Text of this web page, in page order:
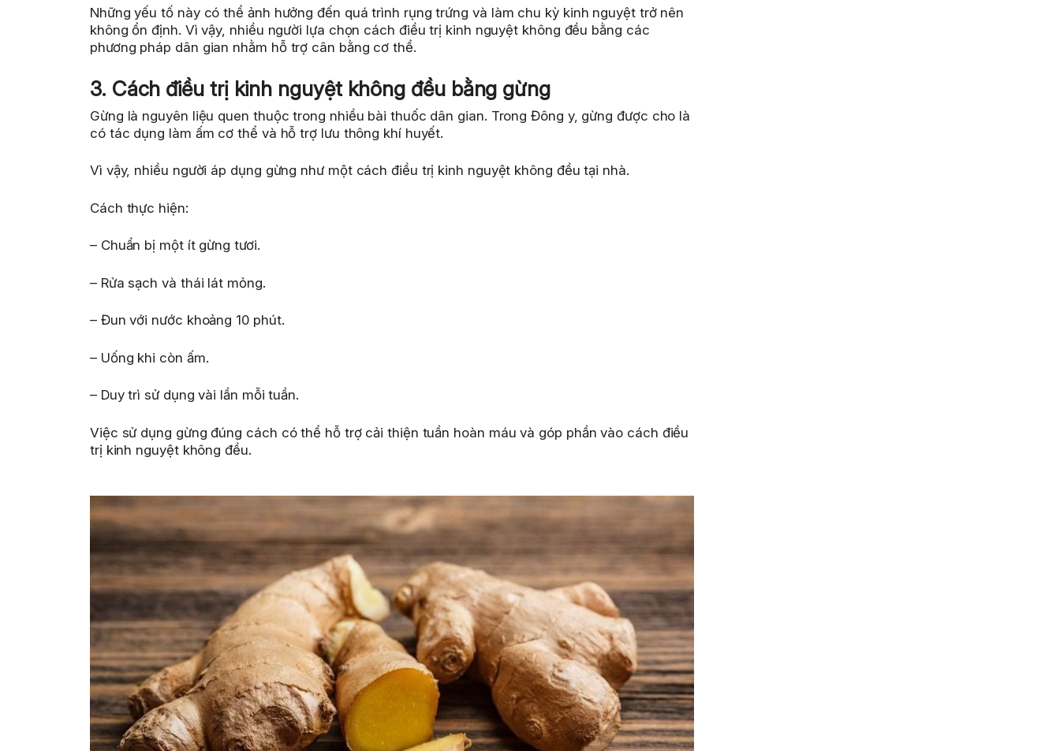
Những yếu tố này có thể ảnh hưởng đến quá trình rụng trứng và làm chu kỳ kinh nguyệt trở nên
không ổn định. Vì vậy, nhiều người lựa chọn cách điều trị kinh nguyệt không đều bằng các
phương pháp dân gian nhằm hỗ trợ cân bằng cơ thể.
3. Cách điều trị kinh nguyệt không đều bằng gừng
Gừng là nguyên liệu quen thuộc trong nhiều bài thuốc dân gian. Trong Đông y, gừng được cho là
có tác dụng làm ấm cơ thể và hỗ trợ lưu thông khí huyết.
Vì vậy, nhiều người áp dụng gừng như một cách điều trị kinh nguyệt không đều tại nhà.
Cách thực hiện:
– Chuẩn bị một ít gừng tươi.
– Rửa sạch và thái lát mỏng.
– Đun với nước khoảng 10 phút.
– Uống khi còn ấm.
– Duy trì sử dụng vài lần mỗi tuần.
Việc sử dụng gừng đúng cách có thể hỗ trợ cải thiện tuần hoàn máu và góp phần vào cách điều
trị kinh nguyệt không đều.